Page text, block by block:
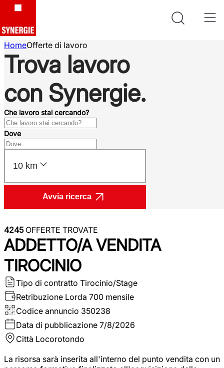
HomeOfferte di lavoro
Trova lavoro
con Synergie.
Che lavoro stai cercando?
Dove
10 km
Avvia ricerca
4245OFFERTE TROVATE
ADDETTO/A VENDITA
TIROCINIO
Tipo di contratto Tirocinio/Stage
Retribuzione Lorda 700 mensile
Codice annuncio 350238
Data di pubblicazione 7/8/2026
Città Locorotondo
La risorsa sarà inserita all'interno del punto vendita con un